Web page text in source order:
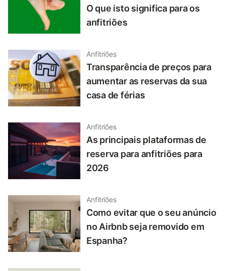
O que isto significa para os
anfitriões
Anfitriões
Transparência de preços para
aumentar as reservas da sua
casa de férias
Anfitriões
As principais plataformas de
reserva para anfitriões para
2026
Anfitriões
Como evitar que o seu anúncio
no Airbnb seja removido em
Espanha?